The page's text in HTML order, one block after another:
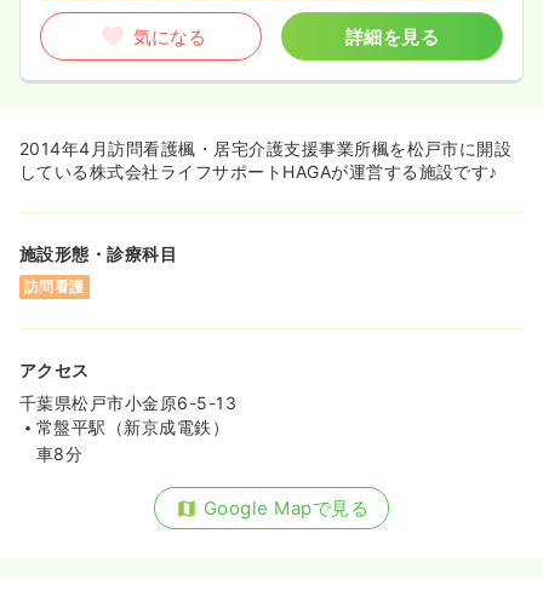
気になる 詳細を見る
2014年4月訪問看護楓・居宅介護支援事業所楓を松戸市に開設
している株式会社ライフサポートHAGAが運営する施設です♪
施設形態・診療科目
訪問看護
アクセス
千葉県松戸市小金原6-5-13
常盤平駅（新京成電鉄）
車8分
Google Mapで見る